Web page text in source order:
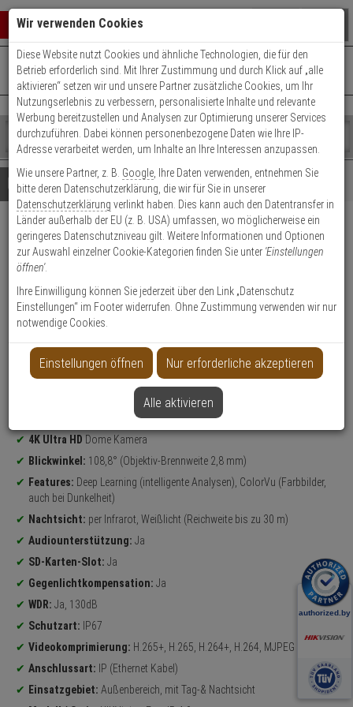
Warenkorb schließen
0 ARTIKEL IM WARENKORB
Ihr Warenkorb ist momentan leer.
Ergebnisse ()
Fertig
Shop
durchsuchen
Bitte
geben
Sie
mindestens
Zeichen
ein,
um
Suche
Es
wurde
noch
Kategorien
Suche
gestartet
+49 (0)821 899 493-0Mo. - Do.: 8:00 - 16:30 | Fr.: 8:00 - 14:00 Uhr
Kontaktservice nutzen
Details Beratung Beliebte 4K Ultra HD Artikel
HIKVision DS-2CD2387G2H-
LISU/SL(2.8mm)(eF)BLACK
Produktmerkmale
Lagerabverkauf
Produktinformationen
4K Ultra HD Dome Kamera
Blickwinkel: 108,8° (Objektiv-Brennweite 2,8 mm)
Features: Deep Learning (intelligente Analysen), ColorVu (Farbbilder,
auch bei Dunkelheit)
Nachtsicht: per Infrarot, Weißlicht (Reichweite bis zu 30 m)
Audiounterstützung: Ja
SD-Karten-Slot: Ja
Gegenlichtkompensation: Ja
WDR: Ja, 130dB
Schutzart: IP67
Videokomprimierung: H.265+, H.265, H.264+, H.264, MJPEG
Anschlussart: IP (Ethernet Kabel)
Einsatzgebiet: Außenbereich, mit Tag-& Nachtsicht
Wir verwenden Cookies
Diese Website nutzt Cookies und ähnliche Technologien, die für den
Betrieb erforderlich sind. Mit Ihrer Zustimmung und durch Klick auf „alle
aktivieren“ setzen wir und unsere Partner zusätzliche Cookies, um Ihr
Nutzungserlebnis zu verbessern, personalisierte Inhalte und relevante
Werbung bereitzustellen und Analysen zur Optimierung unserer Services
durchzuführen. Dabei können personenbezogene Daten wie Ihre IP-
Adresse verarbeitet werden, um Inhalte an Ihre Interessen anzupassen.
Wie unsere Partner, z. B. Google , Ihre Daten verwenden, entnehmen Sie
bitte deren Datenschutzerklärung, die wir für Sie in unserer
Datenschutzerklärung verlinkt haben. Dies kann auch den Datentransfer in
Länder außerhalb der EU (z. B. USA) umfassen, wo möglicherweise ein
geringeres Datenschutzniveau gilt. Weitere Informationen und Optionen
zur Auswahl einzelner Cookie-Kategorien finden Sie unter 'Einstellungen
öffnen'.
Ihre Einwilligung können Sie jederzeit über den Link „Datenschutz
Einstellungen“ im Footer widerrufen. Ohne Zustimmung verwenden wir nur
notwendige Cookies.
Einstellungen öffnen Nur erforderliche akzeptieren
Alle aktivieren